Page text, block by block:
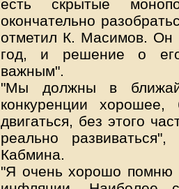
есть скрытые
окончательно
отметил К. Масимов. Он
год, и решение о его
важным".
"Мы должны в
конкуренции
двигаться, без этого
реально
Кабмина.
"Я очень хорошо помню